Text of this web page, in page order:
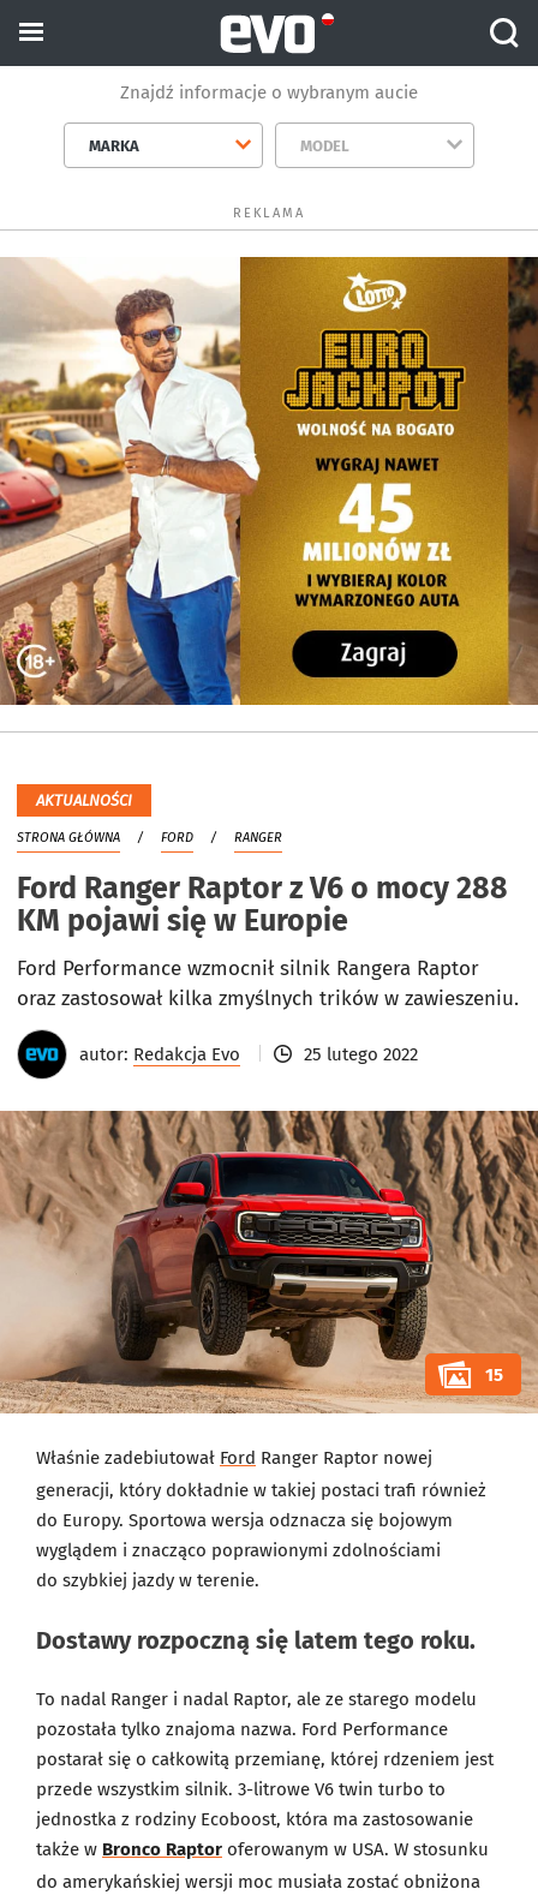
Znajdź informacje o wybranym aucie
MARKA MODEL
REKLAMA
AKTUALNOŚCI
STRONA GŁÓWNA FORD RANGER
Ford Ranger Raptor z V6 o mocy 288
KM pojawi się w Europie
Ford Performance wzmocnił silnik Rangera Raptor
oraz zastosował kilka zmyślnych trików w zawieszeniu.
autor: Redakcja Evo 25 lutego 2022
15
Właśnie zadebiutował Ford Ranger Raptor nowej
generacji, który dokładnie w takiej postaci trafi również
do Europy. Sportowa wersja odznacza się bojowym
wyglądem i znacząco poprawionymi zdolnościami
do szybkiej jazdy w terenie.
Dostawy rozpoczną się latem tego roku.
To nadal Ranger i nadal Raptor, ale ze starego modelu
pozostała tylko znajoma nazwa. Ford Performance
postarał się o całkowitą przemianę, której rdzeniem jest
przede wszystkim silnik. 3-litrowe V6 twin turbo to
jednostka z rodziny Ecoboost, która ma zastosowanie
także w Bronco Raptor oferowanym w USA. W stosunku
do amerykańskiej wersji moc musiała zostać obniżona